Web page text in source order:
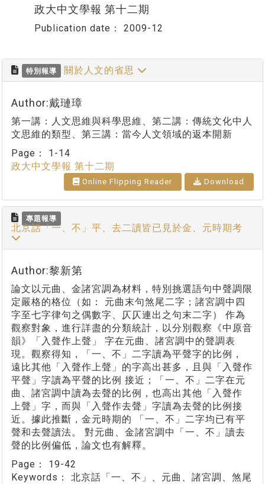
政大中文學報 第十二期
Publication date： 2009-12
特別報導 關於人文的省思
Author:戴璉璋
第一講：人文思維與科學思維、第二講：傳統文化中人
文思維的類型、第三講：當今人文領域的返本開新
Page： 1-14
政大中文學報 第十二期
Online Flipping Reader Download
專題報導
北京話「一、不」平、去二讀皆已見於金、元時期考
Author:黎新第
論文以元曲、金諸宮調為材料，特別挑選語句中聲調限
定嚴格的格位（如： 元曲末句煞尾二字；諸宮調中四
字至七字律句之偶數字、仄仄連出之句末二字） 作為
觀察對象，進行詳盡的分類統計，以分別觀察《中原音
韻》「入聲作上聲」 字在元曲、諸宮調中的聲調表
現。觀察得知，「一、不」二字讀為平聲字的比例，
遠比其他「入聲作上聲」的字高出甚多，且與「入聲作
平聲」字讀為平聲的比例 接近；「一、不」二字在元
曲、諸宮調中讀為去聲的比例，也高出其他「入聲作
上聲」字，而與「入聲作去聲」字讀為去聲的比例接
近。據此推斷，金元時期的 「一、不」二字均已有平
聲和去聲讀法。 對元曲、金諸宮調中「一、不」讀去
聲的比例偏低，論文也有解釋。
Page： 19-42
Keywords： 北京話「一、不」、元曲、諸宮調、煞尾